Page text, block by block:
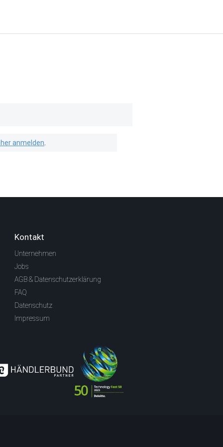
anmelden
Kontakt
Unternehmen
Jobs
AGB & Datenschutzerklärung
FAQ
Datenschutz
Impressum